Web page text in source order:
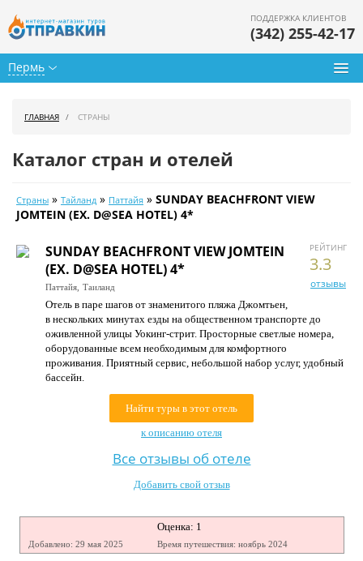
Пермь
ПОДДЕРЖКА КЛИЕНТОВ
(342) 255-42-17
Календарь туров
Цены дня
Страны
Как купить
О нас
Контакты
ГЛАВНАЯ СТРАНЫ
Каталог стран и отелей
Страны » Тайланд » Паттайя » SUNDAY BEACHFRONT VIEW
JOMTEIN (EX. D@SEA HOTEL) 4*
РЕЙТИНГ
3.3
отзывы
SUNDAY BEACHFRONT VIEW JOMTEIN
(EX. D@SEA HOTEL) 4*
Паттайя, Таиланд
Отель в паре шагов от знаменитого пляжа Джомтьен,
в нескольких минутах езды на общественном транспорте до
оживленной улицы Уокинг-стрит. Просторные светлые номера,
оборудованные всем необходимым для комфортного
проживания. Приятный сервис, небольшой набор услуг, удобный
бассейн.
Найти туры в этот отель
к описанию отеля
Все отзывы об отеле
Добавить свой отзыв
Оценка: 1
Добавлено: 29 мая 2025 Время путешествия: ноябрь 2024